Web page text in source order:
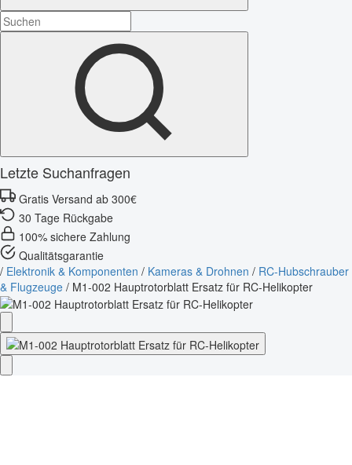
Letzte Suchanfragen
Gratis Versand ab 300€
30 Tage Rückgabe
100% sichere Zahlung
Qualitätsgarantie
/ Elektronik & Komponenten / Kameras & Drohnen / RC-Hubschrauber
& Flugzeuge / M1-002 Hauptrotorblatt Ersatz für RC-Helikopter